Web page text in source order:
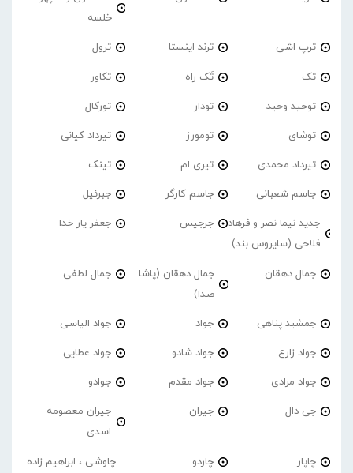
خلسه
ترپ اشی ترند اینستا ترول
تک تَک راه تکاور
توحید وحید تودار تورکال
توشای تومورز تیرداد کیانی
تیرداد محمدی تیری ام تینک
جاسم شعبانی جاسم کارگر جبرئیل
جدید نیما نصر و فرهاد
فلاحی (سایروس بند)
جرجیس جعفر یار خدا
جمال دهقان
جمال دهقان (پاشا
صدا)
جمال لطفی
جمشید پناهی جواد جواد الیاسی
جواد زارع جواد شادو جواد عطایی
جواد مرادی جواد مقدم جوادو
جی دال جیران
جیران معصومه
اسدی
چاپار چاردو
چاوشی ، ابراهیم زاده